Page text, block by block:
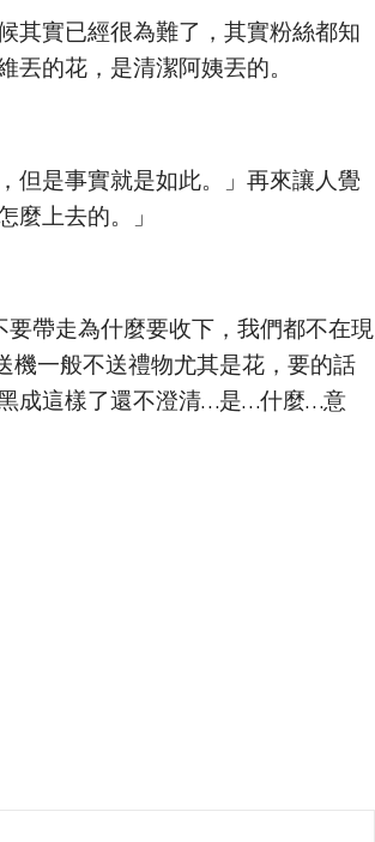
其實已經很為難了，其實粉絲都知
丟的花，是清潔阿姨丟的。
但是事實就是如此。」再來讓人覺
麼上去的。」
帶走為什麼要收下，我們都不在現
機一般不送禮物尤其是花，要的話
成這樣了還不澄清…是…什麼…意